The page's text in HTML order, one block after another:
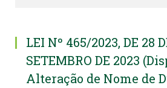
LEI Nº 465/2023, DE 28
SETEMBRO DE 2023
Alteração de Nome de